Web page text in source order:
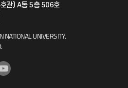
관) A동 5층 506호
UNIVERSITY.